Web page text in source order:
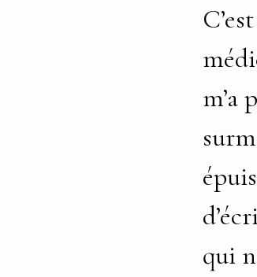
m’a
qui